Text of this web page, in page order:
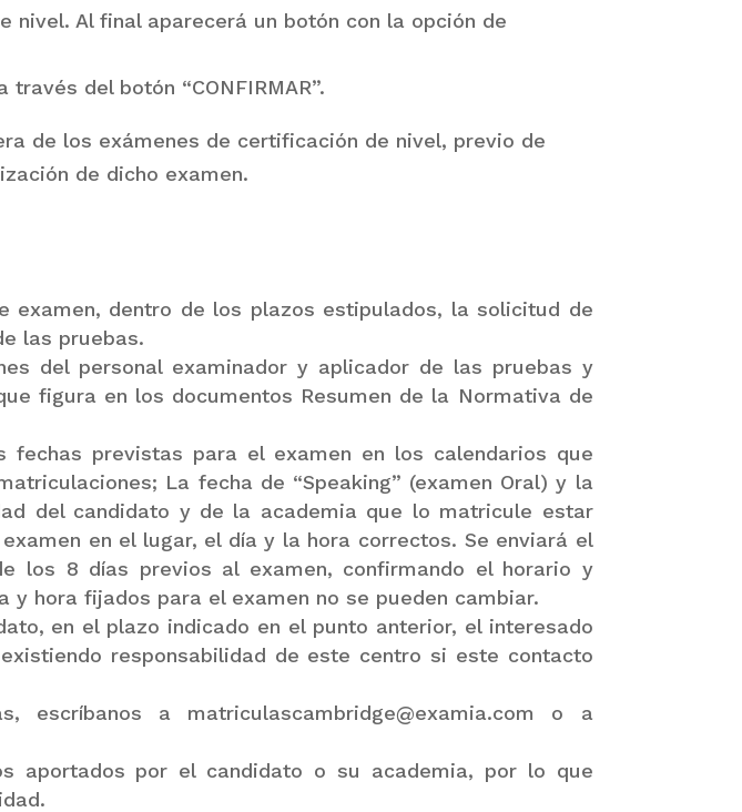
nivel. Al final aparecerá un botón con la opción de
del botón “CONFIRMAR”.
de los exámenes de certificación de nivel, previo de
de dicho examen.
examen, dentro de los plazos estipulados, la solicitud de
las pruebas.
del personal examinador y aplicador de las pruebas y
figura en los documentos Resumen de la Normativa de
previstas para el examen en los calendarios que
La fecha de “Speaking” (examen Oral) y la
del candidato y de la academia que lo matricule estar
en el lugar, el día y la hora correctos. Se enviará el
los 8 días previos al examen, confirmando el horario y
hora fijados para el examen no se pueden cambiar.
en el plazo indicado en el punto anterior, el interesado
responsabilidad de este centro si este contacto
escríbanos a matriculascambridge@examia.com o a
aportados por el candidato o su academia, por lo que